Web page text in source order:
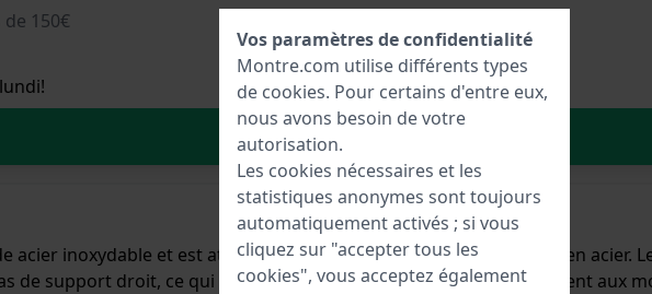
150€
Dans le Panier
acier inoxydable et est attaché à la montre au moyen de goupilles en acier.
de support droit, ce qui signifie que ce bracelet convient uniquement aux
Vos paramètres de confidentialité
Montre.com utilise différents types
de cookies. Pour certains d'entre eux,
nous avons besoin de votre
autorisation.
Les cookies nécessaires et les
statistiques anonymes sont toujours
automatiquement activés ; si vous
cliquez sur "accepter tous les
cookies", vous acceptez également